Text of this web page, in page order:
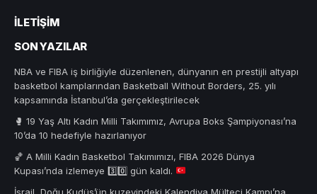
İLETIŞIM
SON YAZILAR
NBA ve FIBA iş birliğiyle düzenlenen, dünyanın en prestijli altyapı
basketbol kamplarından Basketball Without Borders, 25. yılı
kapsamında İstanbul’da gerçekleştirilecek
🥊 19 Yaş Altı Kadın Milli Takımımız, Avrupa Boks Şampiyonası’na
10’da 10 hedefiyle hazırlanıyor
🏀 A Milli Kadın Basketbol Takımımızı, FIBA 2026 Dünya
Kupası’nda izlemeye 3️⃣0️⃣ gün kaldı.
İsrail, Doğu Kudüs’ün kuzeyindeki Kalendiya Mülteci Kampı’na